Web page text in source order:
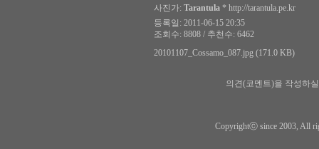
사진가: Tarantula * http://tarantula.pe.kr
등록일: 2011-06-15 20:35
조회수: 8808 / 추천수: 6462
20101107_Cossamo_087.jpg (171.0 KB)
의견(코멘트)을 작성하
Copyrightⓒ since 2003, All